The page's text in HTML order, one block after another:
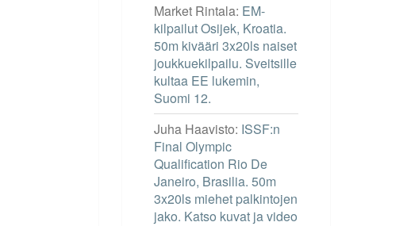
Market Rintala: EM-
kilpailut Osijek, Kroatia.
50m kivääri 3x20ls naiset
joukkuekilpailu. Sveitsille
kultaa EE lukemin,
Suomi 12.
Juha Haavisto: ISSF:n
Final Olympic
Qualification Rio De
Janeiro, Brasilia. 50m
3x20ls miehet palkintojen
jako. Katso kuvat ja video